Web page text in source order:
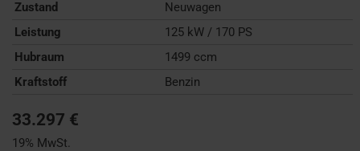
Zustand
Neuwagen
Leistung
125 kW / 170 PS
Hubraum
1499 ccm
Kraftstoff
Benzin
33.297 €
19% MwSt.